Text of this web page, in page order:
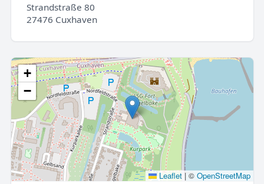
Strandstraße 80
27476 Cuxhaven
+
−
Leaflet |© OpenStreetMap